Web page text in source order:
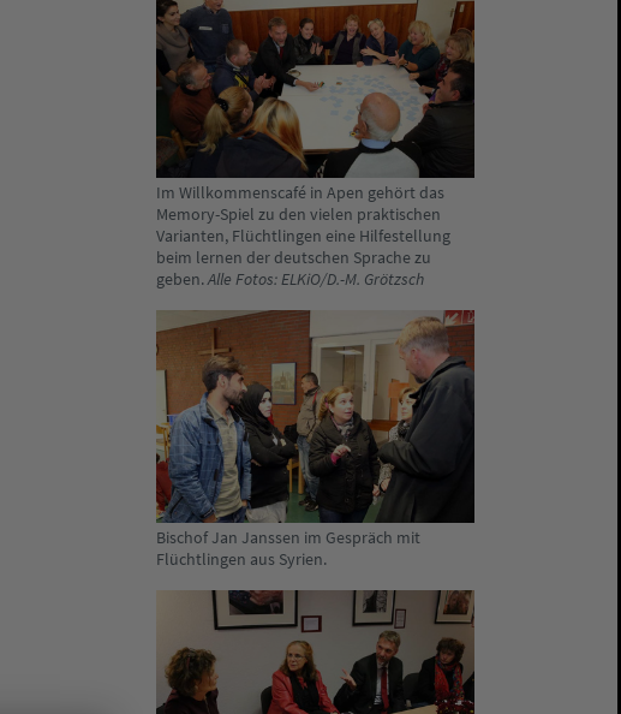
Im Willkommenscafé in Apen gehört das
Memory-Spiel zu den vielen praktischen
Varianten, Flüchtlingen eine Hilfestellung
beim lernen der deutschen Sprache zu
geben.Alle Fotos: ELKiO/D.-M. Grötzsch
Bischof Jan Janssen im Gespräch mit
Flüchtlingen aus Syrien.